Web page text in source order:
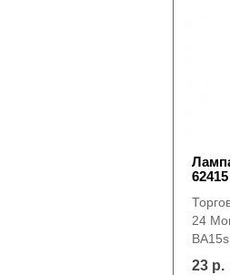
62415
24
23 р.